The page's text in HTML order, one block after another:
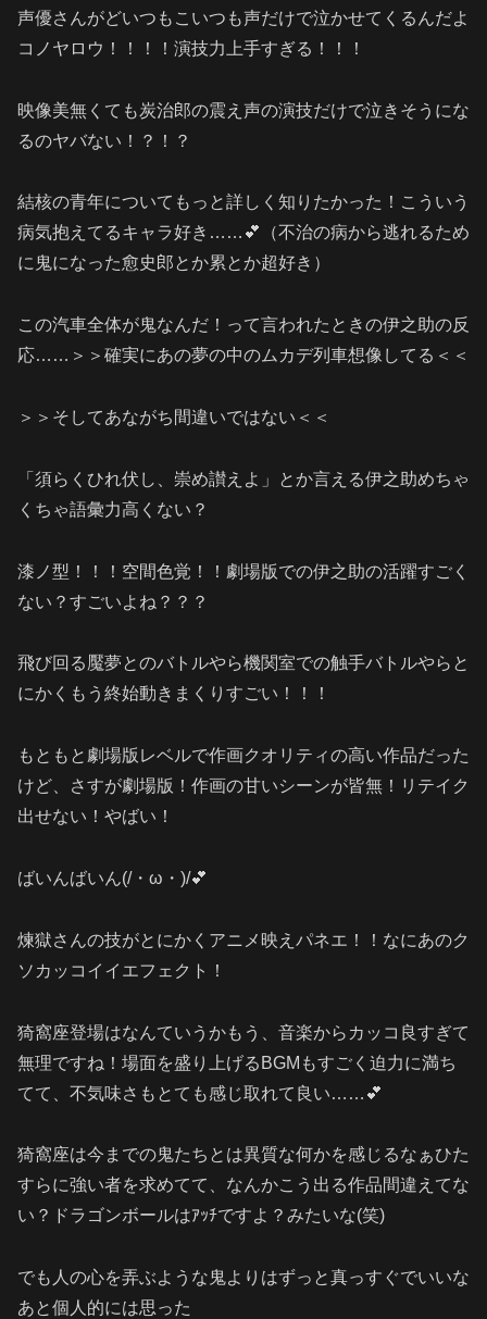
声優さんがどいつもこいつも声だけで泣かせてくるんだよ
コノヤロウ！！！！演技力上手すぎる！！！
映像美無くても炭治郎の震え声の演技だけで泣きそうにな
るのヤバない！？！？
結核の青年についてもっと詳しく知りたかった！こういう
病気抱えてるキャラ好き……💕（不治の病から逃れるため
に鬼になった愈史郎とか累とか超好き）
この汽車全体が鬼なんだ！って言われたときの伊之助の反
応……＞＞確実にあの夢の中のムカデ列車想像してる＜＜
＞＞そしてあながち間違いではない＜＜
「須らくひれ伏し、崇め讃えよ」とか言える伊之助めちゃ
くちゃ語彙力高くない？
漆ノ型！！！空間色覚！！劇場版での伊之助の活躍すごく
ない？すごいよね？？？
飛び回る魘夢とのバトルやら機関室での触手バトルやらと
にかくもう終始動きまくりすごい！！！
もともと劇場版レベルで作画クオリティの高い作品だった
けど、さすが劇場版！作画の甘いシーンが皆無！リテイク
出せない！やばい！
ばいんばいん(/・ω・)/💕
煉獄さんの技がとにかくアニメ映えパネエ！！なにあのク
ソカッコイイエフェクト！
猗窩座登場はなんていうかもう、音楽からカッコ良すぎて
無理ですね！場面を盛り上げるBGMもすごく迫力に満ち
てて、不気味さもとても感じ取れて良い……💕
猗窩座は今までの鬼たちとは異質な何かを感じるなぁひた
すらに強い者を求めてて、なんかこう出る作品間違えてな
い？ドラゴンボールはｱｯﾁですよ？みたいな(笑)
でも人の心を弄ぶような鬼よりはずっと真っすぐでいいな
あと個人的には思った